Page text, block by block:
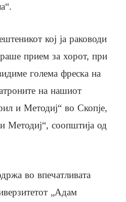
кој ја раководи
прием за хорот, при
голема фреска на
на нашиот
и Методиј“ во Скопје,
Методиј“, соопштија од
во впечатливата
„Адам